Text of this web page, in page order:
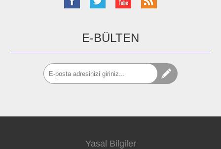
E-BÜLTEN
Yasal Bilgiler